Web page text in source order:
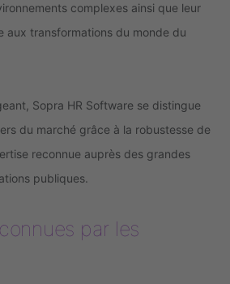
complexes ainsi que leur
aux transformations du monde du
Sopra HR Software se distingue
du marché grâce à la robustesse de
reconnue auprès des grandes
publiques.
par les